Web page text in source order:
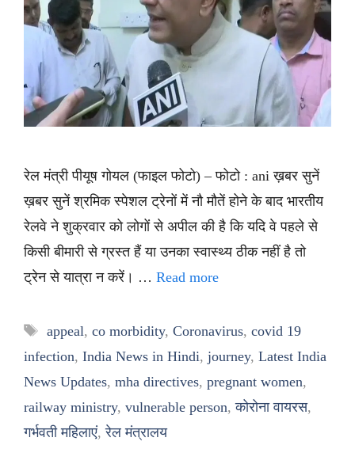
रेल मंत्री पीयूष गोयल (फाइल फोटो) – फोटो : ani ख़बर सुनें
ख़बर सुनें श्रमिक स्पेशल ट्रेनों में नौ मौतें होने के बाद भारतीय
रेलवे ने शुक्रवार को लोगों से अपील की है कि यदि वे पहले से
किसी बीमारी से ग्रस्त हैं या उनका स्वास्थ्य ठीक नहीं है तो
ट्रेन से यात्रा न करें। … Read more
Tags
appeal, co morbidity, Coronavirus, covid 19
infection, India News in Hindi, journey, Latest India
News Updates, mha directives, pregnant women,
railway ministry, vulnerable person,कोरोना वायरस,
गर्भवती महिलाएं,रेल मंत्रालय